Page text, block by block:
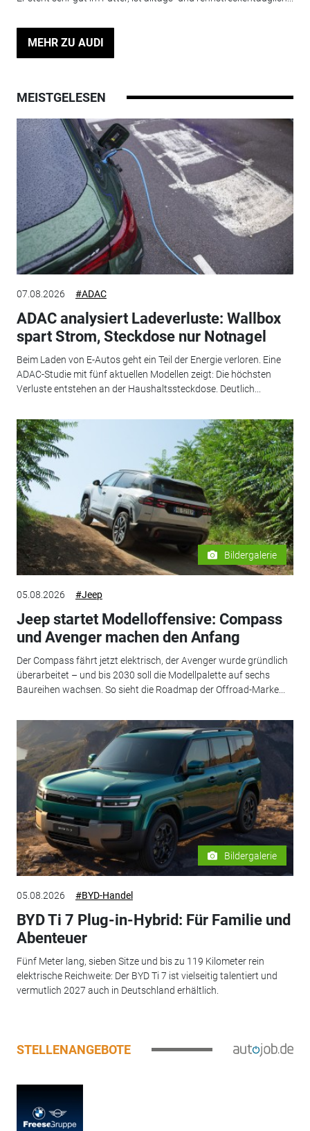
MEHR ZU AUDI
MEISTGELESEN
07.08.2026 #ADAC
ADAC analysiert Ladeverluste: Wallbox
spart Strom, Steckdose nur Notnagel
Beim Laden von E-Autos geht ein Teil der Energie verloren. Eine
ADAC-Studie mit fünf aktuellen Modellen zeigt: Die höchsten
Verluste entstehen an der Haushaltssteckdose. Deutlich...
Bildergalerie
05.08.2026 #Jeep
Jeep startet Modelloffensive: Compass
und Avenger machen den Anfang
Der Compass fährt jetzt elektrisch, der Avenger wurde gründlich
überarbeitet – und bis 2030 soll die Modellpalette auf sechs
Baureihen wachsen. So sieht die Roadmap der Offroad-Marke...
Bildergalerie
05.08.2026 #BYD-Handel
BYD Ti 7 Plug-in-Hybrid: Für Familie und
Abenteuer
Fünf Meter lang, sieben Sitze und bis zu 119 Kilometer rein
elektrische Reichweite: Der BYD Ti 7 ist vielseitig talentiert und
vermutlich 2027 auch in Deutschland erhältlich.
STELLENANGEBOTE